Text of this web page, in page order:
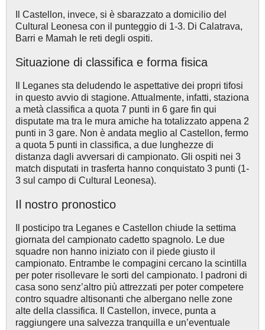
Il Castellon, invece, si è sbarazzato a domicilio del
Cultural Leonesa con il punteggio di 1-3. Di Calatrava,
Barri e Mamah le reti degli ospiti.
Situazione di classifica e forma fisica
Il Leganes sta deludendo le aspettative dei propri tifosi
in questo avvio di stagione. Attualmente, infatti, staziona
a metà classifica a quota 7 punti in 6 gare fin qui
disputate ma tra le mura amiche ha totalizzato appena 2
punti in 3 gare. Non è andata meglio al Castellon, fermo
a quota 5 punti in classifica, a due lunghezze di
distanza dagli avversari di campionato. Gli ospiti nei 3
match disputati in trasferta hanno conquistato 3 punti (1-
3 sul campo di Cultural Leonesa).
Il nostro pronostico
Il posticipo tra Leganes e Castellon chiude la settima
giornata del campionato cadetto spagnolo. Le due
squadre non hanno iniziato con il piede giusto il
campionato. Entrambe le compagini cercano la scintilla
per poter risollevare le sorti del campionato. I padroni di
casa sono senz’altro più attrezzati per poter competere
contro squadre altisonanti che albergano nelle zone
alte della classifica. Il Castellon, invece, punta a
raggiungere una salvezza tranquilla e un’eventuale